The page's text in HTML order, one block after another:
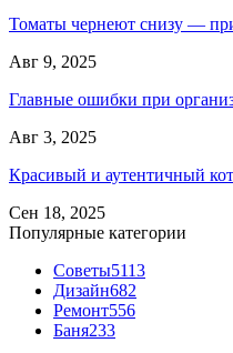
Томаты чернеют снизу —
Авг 9, 2025
Главные ошибки при
Авг 3, 2025
Красивый и аутентичный
Сен 18, 2025
Популярные категории
Советы5113
Дизайн682
Ремонт556
Баня233